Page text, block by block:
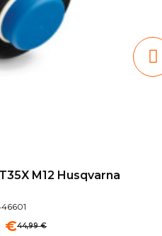
M12 Husqvarna
44,99 €
€